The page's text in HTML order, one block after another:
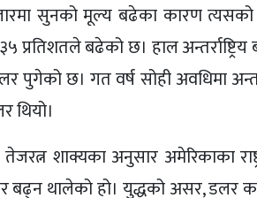
बजारमा सुनको मूल्य बढेका कारण
प्रतिशतले बढेको छ। हाल
पुगेको छ। गत वर्ष सोही अवधिमा
थियो।
शाक्यका अनुसार अमेरिकाका
बढ्न थालेको हो। युद्धको असर, डलर